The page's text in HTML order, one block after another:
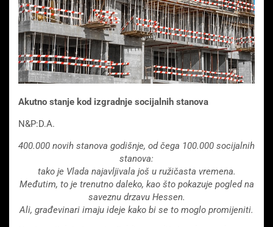
Akutno stanje kod izgradnje socijalnih stanova
N&P:D.A.
400.000 novih stanova godišnje, od čega 100.000 socijalnih
stanova:
tako je Vlada najavljivala još u ružičasta vremena.
Međutim, to je trenutno daleko, kao što pokazuje pogled na
saveznu drzavu Hessen.
Ali, građevinari imaju ideje kako bi se to moglo promijeniti.